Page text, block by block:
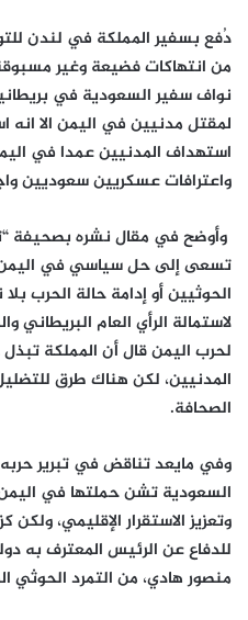
دُفع بسفير المملكة في لندن
من انتهاكات فضيعة وغير
نواف سفير السعودية في
لمقتل مدنيين في اليمن الا
استهداف المدنيين عمدا في
واعترافات عسكريين سعوديين
وأوضح في مقال نشره بصحيفة
تسعى إلى حل سياسي في اليمن
الحوثيين أو إدامة حالة الحرب
لاستمالة الرأي العام البريطاني
لحرب اليمن قال أن المملكة
المدنيين، لكن هناك طرق
الصحافة.
وفي مايعد تناقض في تبرير
السعودية تشن حملتها في
وتعزيز الاستقرار الإقليمي،
للدفاع عن الرئيس المعترف به
منصور هادي، من التمرد الحوثي